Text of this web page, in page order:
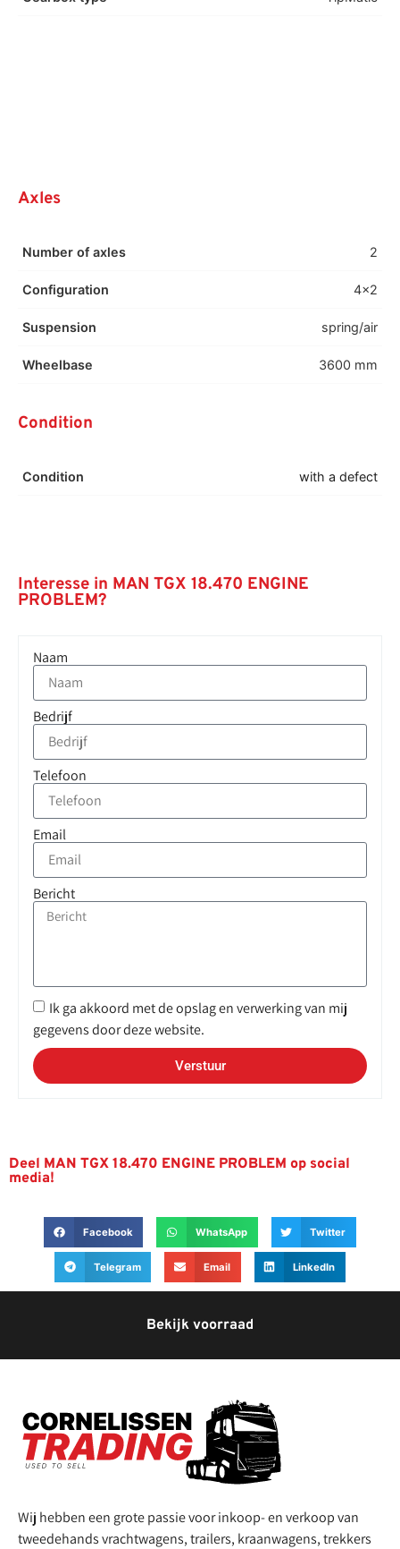
Axles
Number of axles 2
Configuration 4x2
Suspension spring/air
Wheelbase 3600 mm
Condition
Condition with a defect
Interesse in MAN TGX 18.470 ENGINE
PROBLEM?
Naam
Bedrijf
Telefoon
Email
Bericht
Ik ga akkoord met de opslag en verwerking van mij
gegevens door deze website.
Verstuur
Deel MAN TGX 18.470 ENGINE PROBLEM op social
media!
Facebook WhatsApp Twitter
Telegram Email LinkedIn
Bekijk voorraad
Wij hebben een grote passie voor inkoop- en verkoop van
tweedehands vrachtwagens, trailers, kraanwagens, trekkers